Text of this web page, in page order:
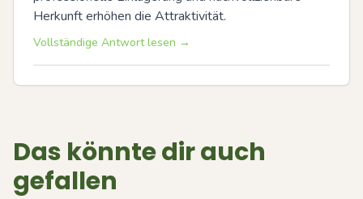
Herkunft erhöhen die Attraktivität.
Vollständige Antwort lesen →
Das könnte dir auch
gefallen